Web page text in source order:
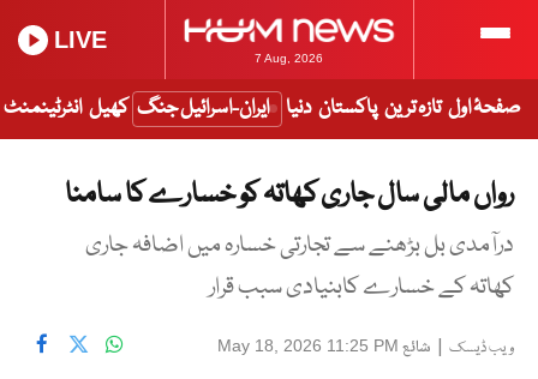
7 Aug, 2026
LIVE
صفحۂ اول تازہ ترین پاکستان دنیا ایران-اسرائیل جنگ کھیل انٹرٹینمنٹ
رواں مالی سال جاری کھاتہ کو خسارے کا سامنا
درآمدی بل بڑھنے سے تجارتی خسارہ میں اضافہ جاری
کھاتہ کے خسارے کابنیادی سبب قرار
ویب ڈیسک | شائع May 18, 2026 11:25 PM